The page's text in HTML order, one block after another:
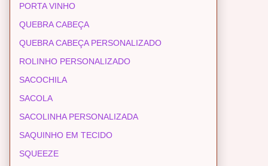
PORTA VINHO
QUEBRA CABEÇA
QUEBRA CABEÇA PERSONALIZADO
ROLINHO PERSONALIZADO
SACOCHILA
SACOLA
SACOLINHA PERSONALIZADA
SAQUINHO EM TECIDO
SQUEEZE